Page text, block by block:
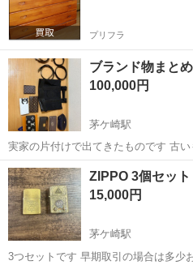
プリフラ
ブランド物まとめ
100,000円
茅ケ崎駅
実家の片付けで出てきたものです 古
のが大半です 早期取引の方は多少お値下けいたします ヴィトン シャ
ネル グッチ トリバーチ Dior ダンヒル
神奈川 茅ヶ崎市 茅ケ崎駅 そ
ZIPPO 3個セッ
15,000円
茅ケ崎駅
3つセットです 早期取引の場合は多少お値下けいたします よろしくお